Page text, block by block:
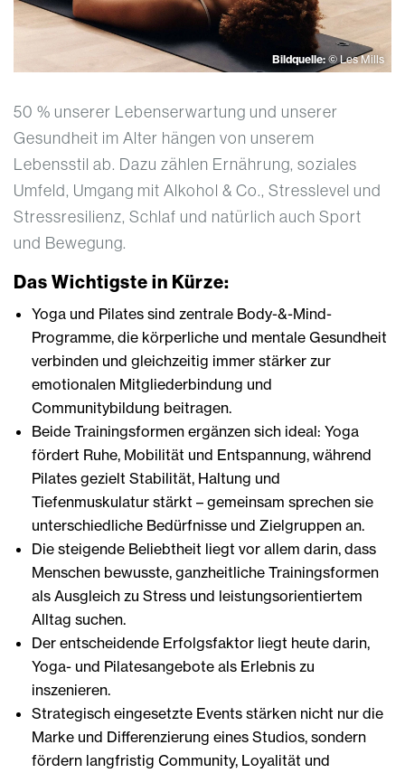
Bildquelle:© Les Mills
50 % unserer Lebenserwartung und unserer
Gesundheit im Alter hängen von unserem
Lebensstil ab. Dazu zählen Ernährung, soziales
Umfeld, Umgang mit Alkohol & Co., Stresslevel und
Stressresilienz, Schlaf und natürlich auch Sport
und Bewegung.
Das Wichtigste in Kürze:
Yoga und Pilates sind zentrale Body-&-Mind-
Programme, die körperliche und mentale Gesundheit
verbinden und gleichzeitig immer stärker zur
emotionalen Mitgliederbindung und
Communitybildung beitragen.
Beide Trainingsformen ergänzen sich ideal: Yoga
fördert Ruhe, Mobilität und Entspannung, während
Pilates gezielt Stabilität, Haltung und
Tiefenmuskulatur stärkt – gemeinsam sprechen sie
unterschiedliche Bedürfnisse und Zielgruppen an.
Die steigende Beliebtheit liegt vor allem darin, dass
Menschen bewusste, ganzheitliche Trainingsformen
als Ausgleich zu Stress und leistungsorientiertem
Alltag suchen.
Der entscheidende Erfolgsfaktor liegt heute darin,
Yoga- und Pilatesangebote als Erlebnis zu
inszenieren.
Strategisch eingesetzte Events stärken nicht nur die
Marke und Differenzierung eines Studios, sondern
fördern langfristig Community, Loyalität und